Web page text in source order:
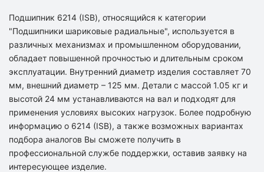
Подшипник 6214 (ISB), относящийся к категории
"Подшипники шариковые радиальные", используется в
различных механизмах и промышленном оборудовании,
обладает повышенной прочностью и длительным сроком
эксплуатации. Внутренний диаметр изделия составляет 70
мм, внешний диаметр – 125 мм. Детали с массой 1.05 кг и
высотой 24 мм устанавливаются на вал и подходят для
применения условиях высоких нагрузок. Более подробную
информацию о 6214 (ISB), а также возможных вариантах
подбора аналогов Вы сможете получить в
профессиональной службе поддержки, оставив заявку на
интересующее изделие.